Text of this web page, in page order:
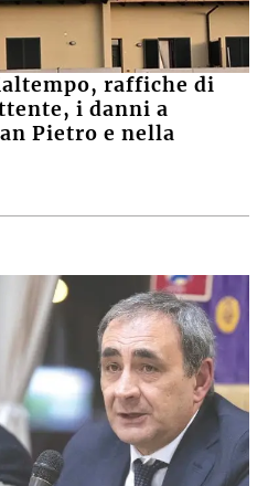
raffiche di
i danni a
Pietro e nella